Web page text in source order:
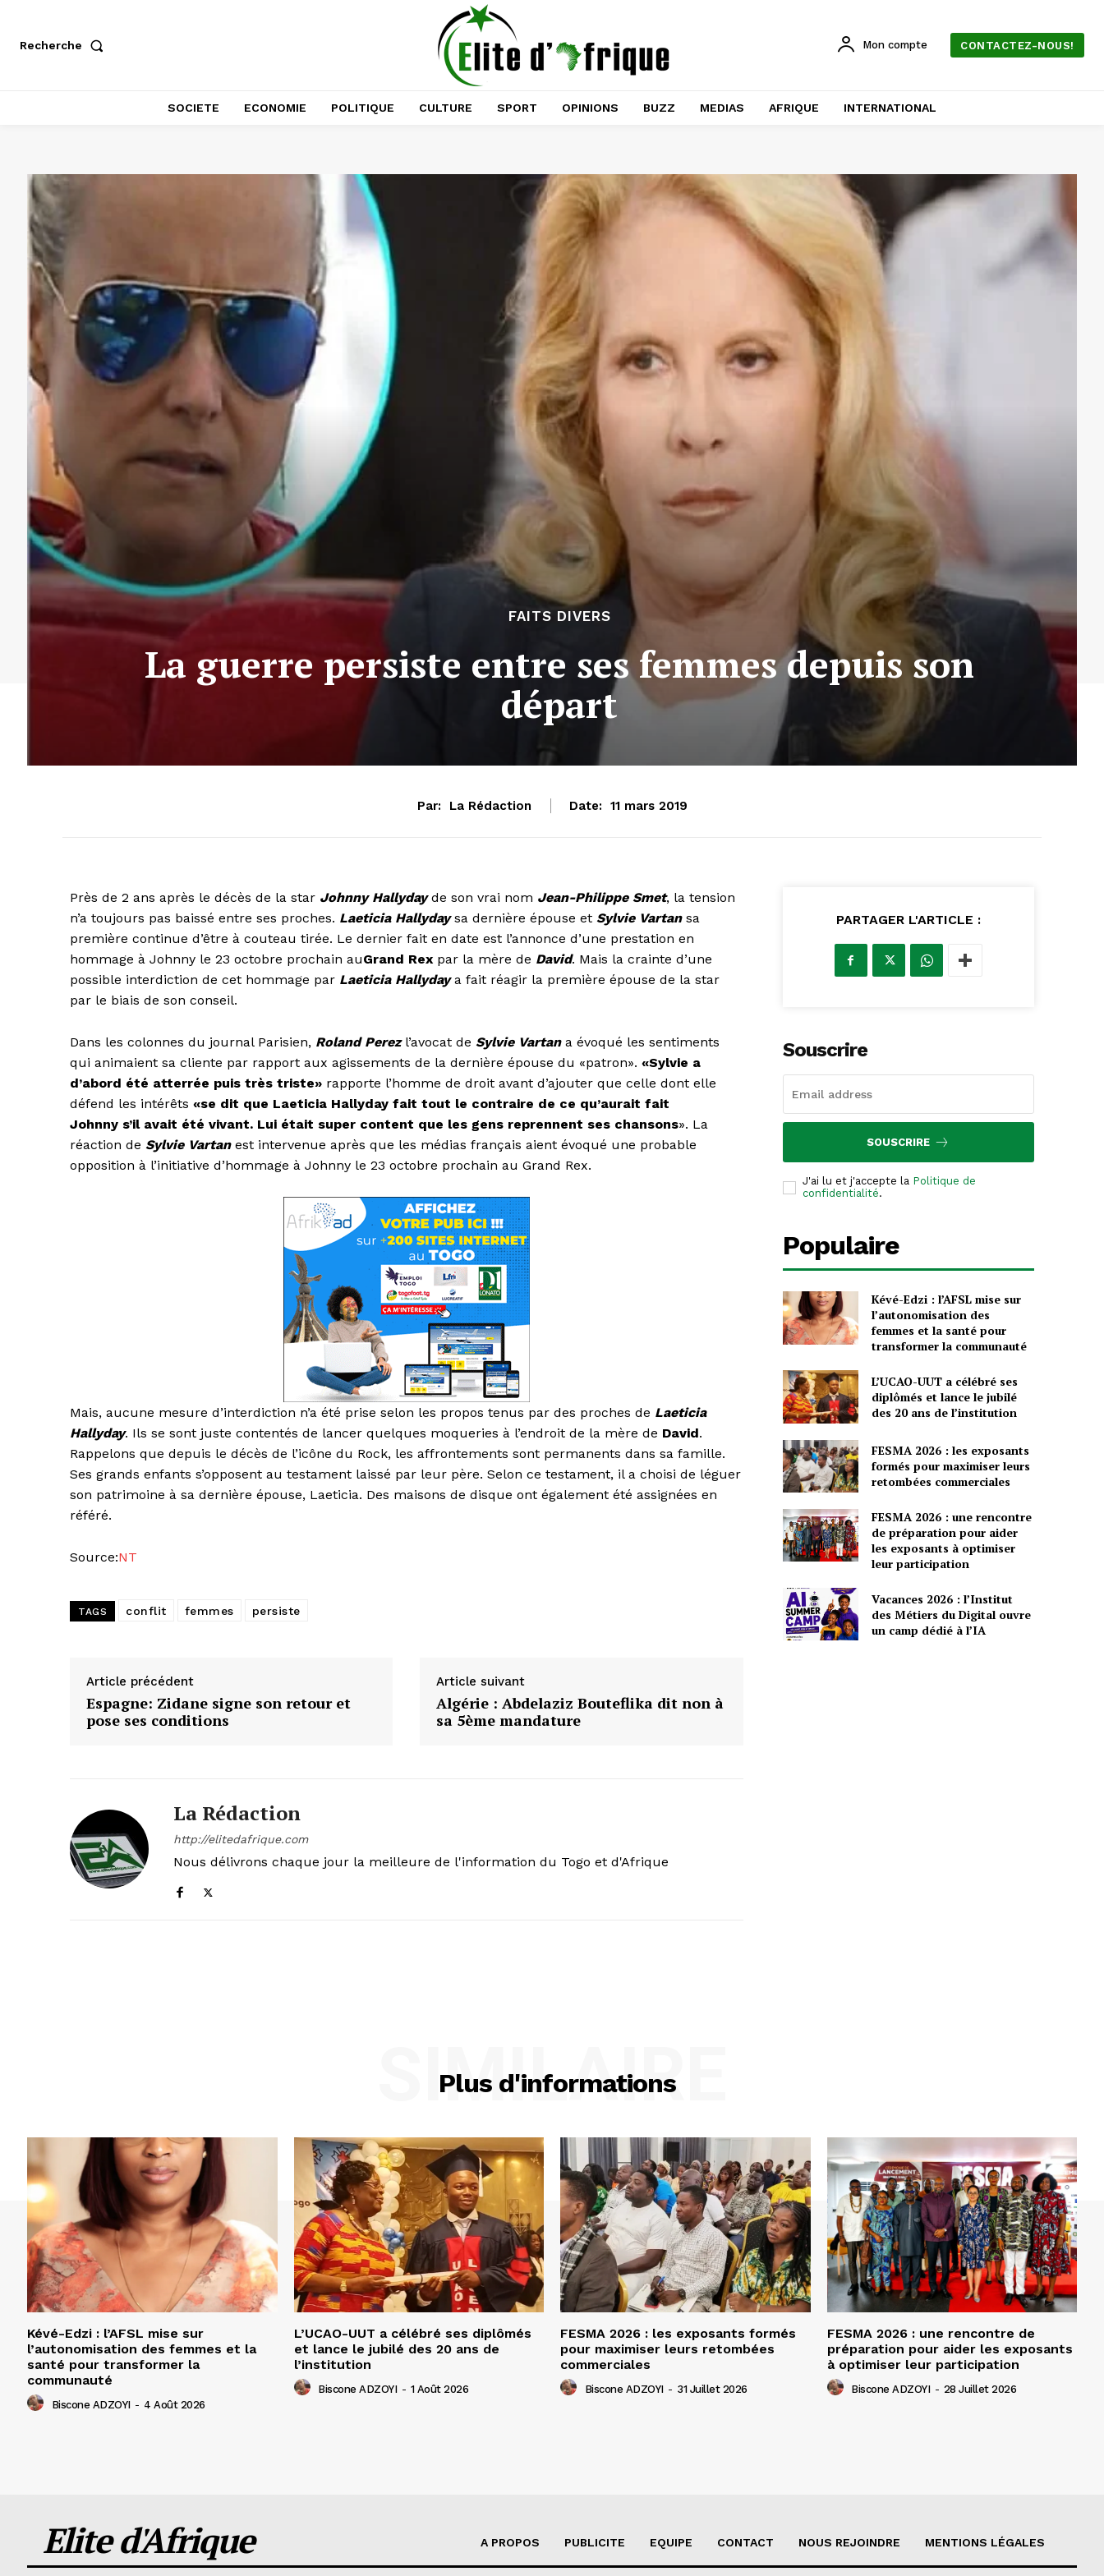
Recherche Mon compte CONTACTEZ-NOUS!
SOCIETE ECONOMIE POLITIQUE CULTURE SPORT OPINIONS BUZZ MEDIAS AFRIQUE INTERNATIONAL
FAITS DIVERS
La guerre persiste entre ses femmes depuis son
départ
Par: La Rédaction Date: 11 mars 2019
Près de 2 ans après le décès de la star Johnny Hallydayde son vrai nom Jean-Philippe Smet, la tension
n’a toujours pas baissé entre ses proches. Laeticia Hallydaysa dernière épouse et Sylvie Vartansa
première continue d’être à couteau tirée. Le dernier fait en date est l’annonce d’une prestation en
hommage à Johnny le 23 octobre prochain auGrand Rex par la mère de David. Mais la crainte d’une
possible interdiction de cet hommage par Laeticia Hallydaya fait réagir la première épouse de la star
par le biais de son conseil.
Dans les colonnes du journal Parisien, Roland Perezl’avocat de Sylvie Vartan a évoqué les sentiments
qui animaient sa cliente par rapport aux agissements de la dernière épouse du «patron». «Sylvie a
d’abord été atterrée puis très triste» rapporte l’homme de droit avant d’ajouter que celle dont elle
défend les intérêts «se dit que Laeticia Hallyday fait tout le contraire de ce qu’aurait fait
Johnny s’il avait été vivant. Lui était super content que les gens reprennent ses chansons». La
réaction de Sylvie Vartan est intervenue après que les médias français aient évoqué une probable
opposition à l’initiative d’hommage à Johnny le 23 octobre prochain au Grand Rex.
Mais, aucune mesure d’interdiction n’a été prise selon les propos tenus par des proches de Laeticia
Hallyday. Ils se sont juste contentés de lancer quelques moqueries à l’endroit de la mère de David.
Rappelons que depuis le décès de l’icône du Rock, les affrontements sont permanents dans sa famille.
Ses grands enfants s’opposent au testament laissé par leur père. Selon ce testament, il a choisi de léguer
son patrimoine à sa dernière épouse, Laeticia. Des maisons de disque ont également été assignées en
référé.
Source:NT
TAGS conflit femmes persiste
Article précédent
Espagne: Zidane signe son retour et
pose ses conditions
Article suivant
Algérie : Abdelaziz Bouteflika dit non à
sa 5ème mandature
La Rédaction
http://elitedafrique.com
Nous délivrons chaque jour la meilleure de l'information du Togo et d'Afrique
PARTAGER L'ARTICLE :
Souscrire
SOUSCRIRE
J'ai lu et j'accepte la Politique de
confidentialité.
Populaire
Kévé-Edzi : l’AFSL mise sur
l’autonomisation des
femmes et la santé pour
transformer la communauté
L’UCAO-UUT a célébré ses
diplômés et lance le jubilé
des 20 ans de l’institution
FESMA 2026 : les exposants
formés pour maximiser leurs
retombées commerciales
FESMA 2026 : une rencontre
de préparation pour aider
les exposants à optimiser
leur participation
Vacances 2026 : l’Institut
des Métiers du Digital ouvre
un camp dédié à l’IA
Plus d'informations
SIMILAIRE
Kévé-Edzi : l’AFSL mise sur
l’autonomisation des femmes et la
santé pour transformer la
communauté
Biscone ADZOYI - 4 Août 2026
L’UCAO-UUT a célébré ses diplômés
et lance le jubilé des 20 ans de
l’institution
Biscone ADZOYI - 1 Août 2026
FESMA 2026 : les exposants formés
pour maximiser leurs retombées
commerciales
Biscone ADZOYI - 31 Juillet 2026
FESMA 2026 : une rencontre de
préparation pour aider les exposants
à optimiser leur participation
Biscone ADZOYI - 28 Juillet 2026
Elite d'Afrique A PROPOS PUBLICITE EQUIPE CONTACT NOUS REJOINDRE MENTIONS LÉGALES